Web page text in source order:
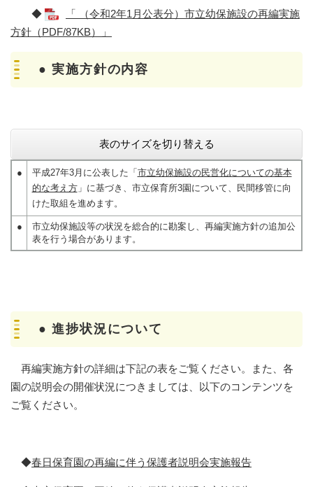
◆
「 （令和2年1月公表分）市立幼保施設の再編実施
方針（PDF/87KB）」
● 実施方針の内容
表のサイズを切り替える
● 平成27年3月に公表した「市立幼保施設の民営化についての基本
的な考え方」に基づき、市立保育所3園について、民間移管に向
けた取組を進めます。
●
市立幼保施設等の状況を総合的に勘案し、再編実施方針の追加公
表を行う場合があります。
● 進捗状況について
再編実施方針の詳細は下記の表をご覧ください。また、各
園の説明会の開催状況につきましては、以下のコンテンツを
ご覧ください。
◆春日保育園の再編に伴う保護者説明会実施報告